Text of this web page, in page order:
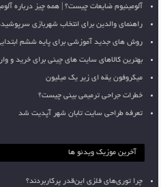
آلومینیوم ضایعات چیست؟ | همه چیز درباره
راهنمای والدین برای انتخاب شهربازی
روش های جدید آموزشی برای پایه ششم
بهترین کالاهای سایت های چینی برای خرید و
میکروفون یقه ای زیر یک میلیون
خطرات جراحی ترمیمی بینی چیست؟
تعرفه طراحی سایت تابان شهر آپدیت شد
آخرین موزیک ویدئو ها
چرا توری‌های فلزی این‌قدر پرکاربردند؟